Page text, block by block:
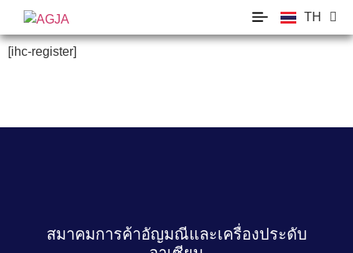
TH
EN
[ihc-register]
สมาคมการค้าอัญมณีและเครื่องประดับ